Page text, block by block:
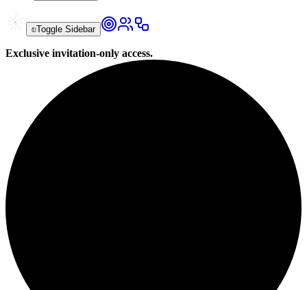
Toggle Sidebar
Exclusive invitation-only access.